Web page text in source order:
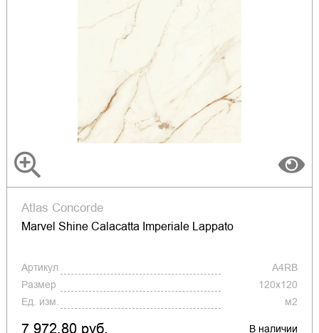
Atlas Concorde
Marvel Shine Calacatta Imperiale Lappato
Артикул
A4RB
Размер
120x120
Ед. изм.
м2
7 972.80 руб. В наличии